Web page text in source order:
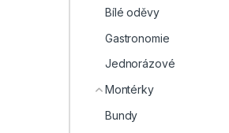
Bílé oděvy
Gastronomie
Jednorázové
Montérky
Bundy